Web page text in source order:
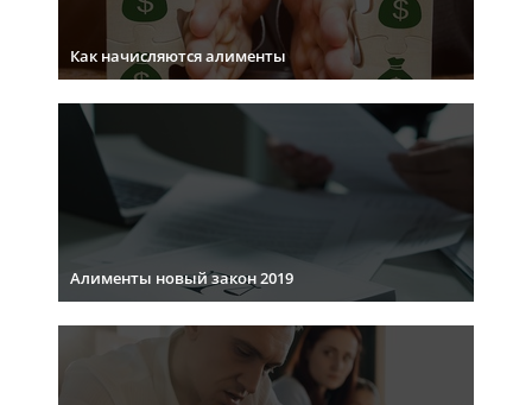
Как начисляются алименты
Алименты новый закон 2019